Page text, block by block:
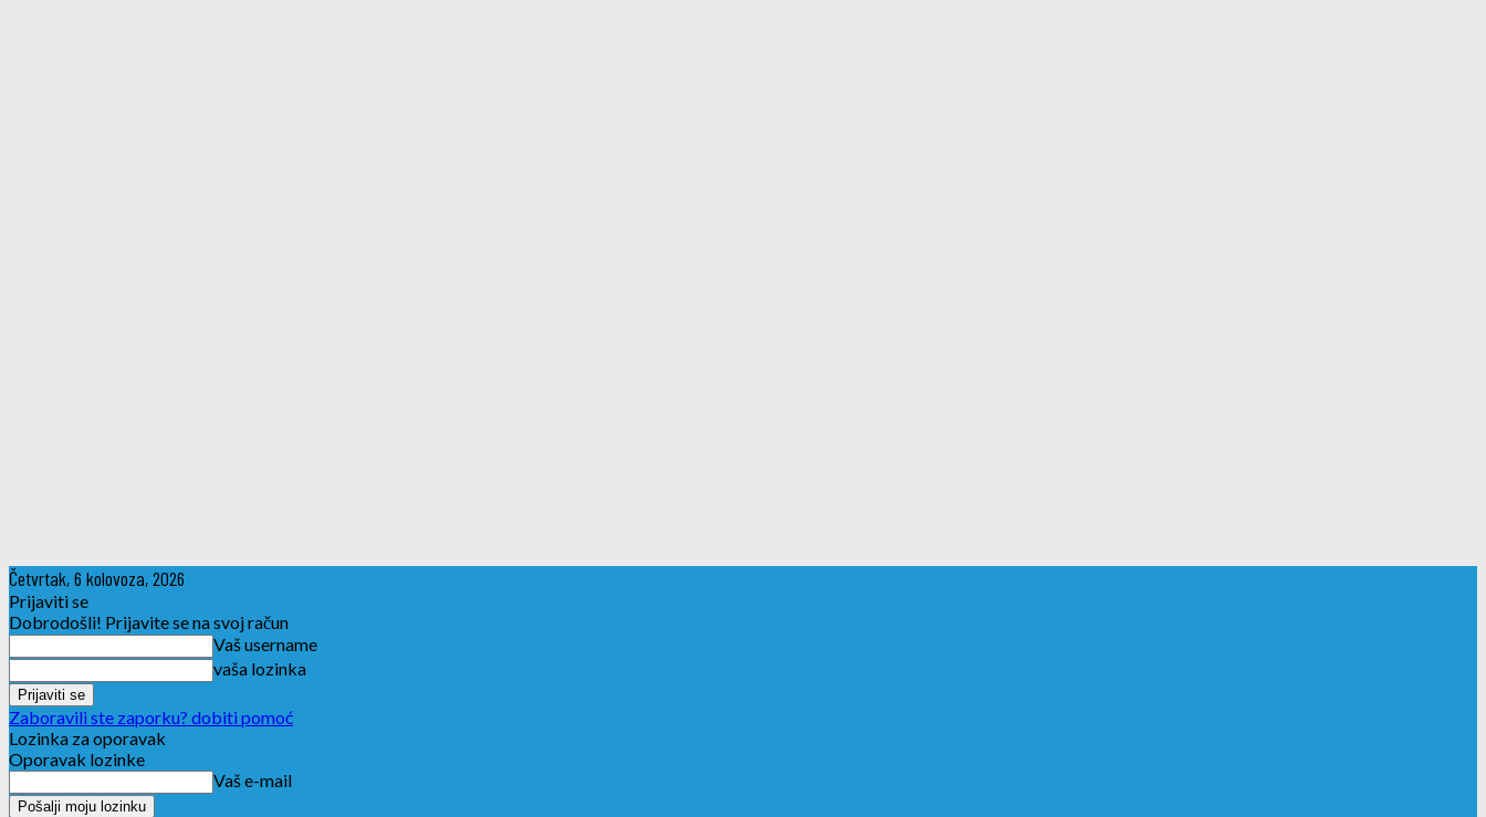
Četvrtak, 6 kolovoza, 2026
Prijaviti se
Dobrodošli! Prijavite se na svoj račun
Vaš username
vaša lozinka
Zaboravili ste zaporku? dobiti pomoć
Lozinka za oporavak
Oporavak lozinke
Vaš e-mail